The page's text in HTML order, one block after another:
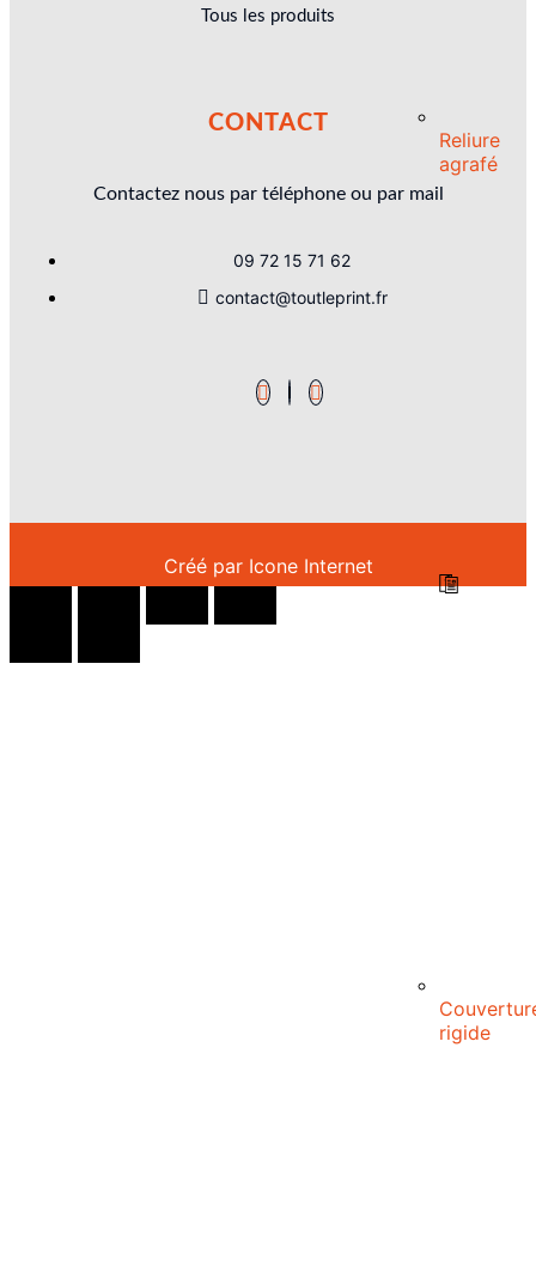
Reliure
agrafé
rigide
Tous les produits
CONTACT
Contactez nous par téléphone ou par mail
09 72 15 71 62
contact@toutleprint.fr
Créé par Icone Internet